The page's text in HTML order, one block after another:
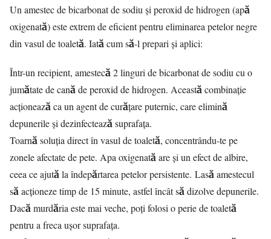
Un amestec de bicarbonat de sodiu și peroxid de hidrogen (apă
oxigenată) este extrem de eficient pentru eliminarea petelor negre
din vasul de toaletă. Iată cum să-l prepari și aplici:
Într-un recipient, amestecă 2 linguri de bicarbonat de sodiu cu o
jumătate de cană de peroxid de hidrogen. Această combinație
acționează ca un agent de curățare puternic, care elimină
depunerile și dezinfectează suprafața.
Toarnă soluția direct în vasul de toaletă, concentrându-te pe
zonele afectate de pete. Apa oxigenată are și un efect de albire,
ceea ce ajută la îndepărtarea petelor persistente. Lasă amestecul
să acționeze timp de 15 minute, astfel încât să dizolve depunerile.
Dacă murdăria este mai veche, poți folosi o perie de toaletă
pentru a freca ușor suprafața.